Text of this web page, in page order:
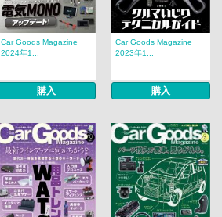
Car Goods Magazine
2024年1...
購入
Car Goods Magazine
2023年1...
購入